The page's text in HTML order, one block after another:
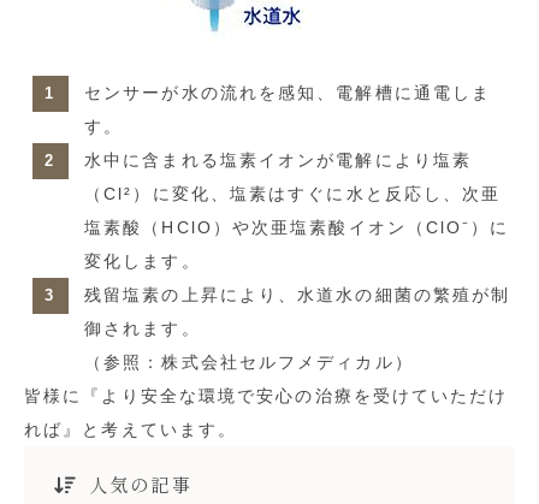
センサーが水の流れを感知、電解槽に通電しま
す。
水中に含まれる塩素イオンが電解により塩素
（Cl²）に変化、塩素はすぐに水と反応し、次亜
塩素酸（HClO）や次亜塩素酸イオン（ClO⁻）に
変化します。
残留塩素の上昇により、水道水の細菌の繁殖が制
御されます。
（参照：株式会社セルフメディカル）
皆様に『より安全な環境で安心の治療を受けていただけ
れば』と考えています。
人気の記事